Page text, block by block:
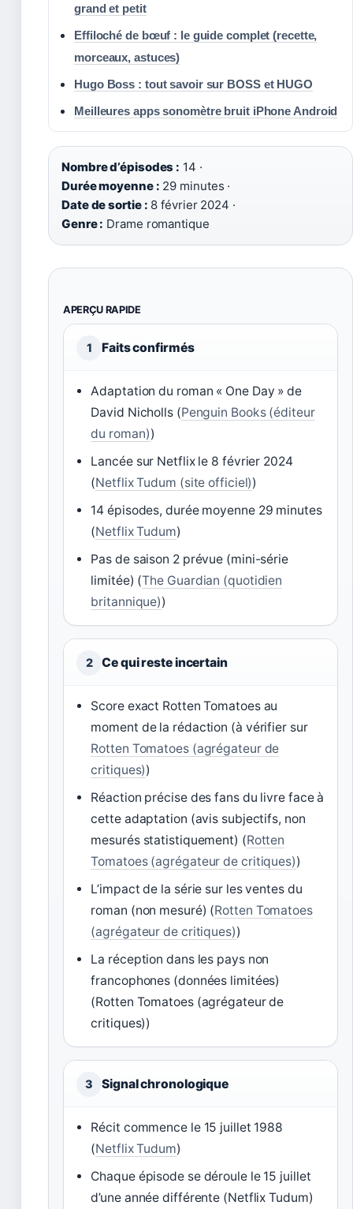
grand et petit
Effiloché de bœuf : le guide complet (recette,
morceaux, astuces)
Hugo Boss : tout savoir sur BOSS et HUGO
Meilleures apps sonomètre bruit iPhone Android
Nombre d’épisodes : 14 ·
Durée moyenne : 29 minutes ·
Date de sortie : 8 février 2024 ·
Genre : Drame romantique
APERÇU RAPIDE
1 Faits confirmés
Adaptation du roman « One Day » de
David Nicholls (Penguin Books (éditeur
du roman))
Lancée sur Netflix le 8 février 2024
(Netflix Tudum (site officiel))
14 épisodes, durée moyenne 29 minutes
(Netflix Tudum)
Pas de saison 2 prévue (mini-série
limitée) (The Guardian (quotidien
britannique))
2 Ce qui reste incertain
Score exact Rotten Tomatoes au
moment de la rédaction (à vérifier sur
Rotten Tomatoes (agrégateur de
critiques))
Réaction précise des fans du livre face à
cette adaptation (avis subjectifs, non
mesurés statistiquement) (Rotten
Tomatoes (agrégateur de critiques))
L’impact de la série sur les ventes du
roman (non mesuré) (Rotten Tomatoes
(agrégateur de critiques))
La réception dans les pays non
francophones (données limitées)
(Rotten Tomatoes (agrégateur de
critiques))
3 Signal chronologique
Récit commence le 15 juillet 1988
(Netflix Tudum)
Chaque épisode se déroule le 15 juillet
d’une année différente (Netflix Tudum)